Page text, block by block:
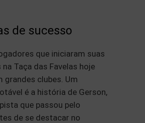
de sucesso
que iniciaram suas
Taça das Favelas hoje
grandes clubes. Um
é a história de Gerson,
que passou pelo
de se destacar no